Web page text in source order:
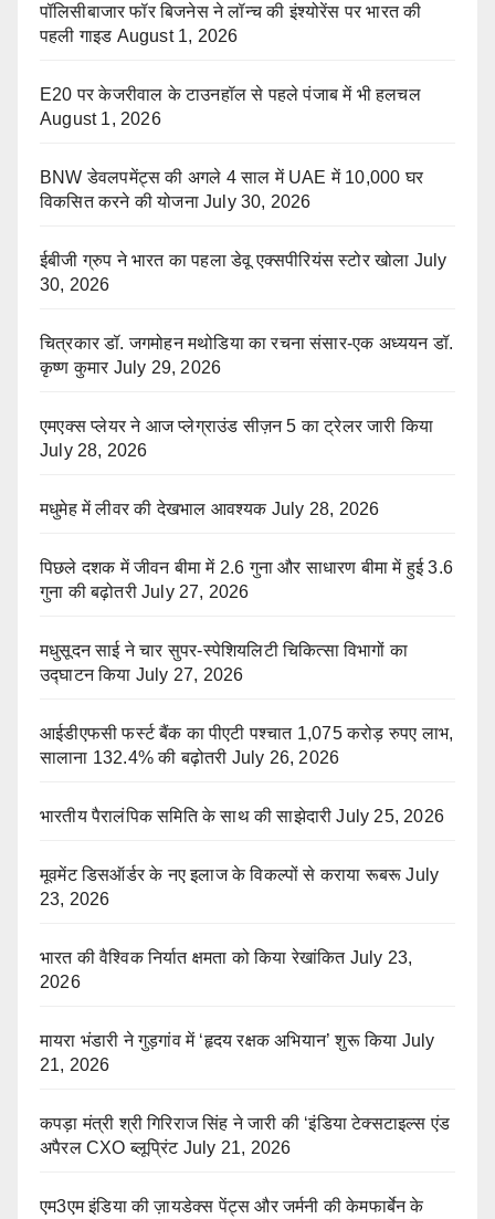
पॉलिसीबाजार फॉर बिजनेस ने लॉन्च की इंश्योरेंस पर भारत की
पहली गाइड August 1, 2026
E20 पर केजरीवाल के टाउनहॉल से पहले पंजाब में भी हलचल
August 1, 2026
BNW डेवलपमेंट्स की अगले 4 साल में UAE में 10,000 घर
विकसित करने की योजना July 30, 2026
ईबीजी ग्रुप ने भारत का पहला डेवू एक्सपीरियंस स्टोर खोला July
30, 2026
चित्रकार डॉ. जगमोहन मथोडिया का रचना संसार-एक अध्ययन डॉ.
कृष्ण कुमार July 29, 2026
एमएक्स प्लेयर ने आज प्लेग्राउंड सीज़न 5 का ट्रेलर जारी किया
July 28, 2026
मधुमेह में लीवर की देखभाल आवश्यक July 28, 2026
पिछले दशक में जीवन बीमा में 2.6 गुना और साधारण बीमा में हुई 3.6
गुना की बढ़ोतरी July 27, 2026
मधुसूदन साई ने चार सुपर-स्पेशियलिटी चिकित्सा विभागों का
उद्घाटन किया July 27, 2026
आईडीएफसी फर्स्ट बैंक का पीएटी पश्चात 1,075 करोड़ रुपए लाभ,
सालाना 132.4% की बढ़ोतरी July 26, 2026
भारतीय पैरालंपिक समिति के साथ की साझेदारी July 25, 2026
मूवमेंट डिसऑर्डर के नए इलाज के विकल्पों से कराया रूबरू July
23, 2026
भारत की वैश्विक निर्यात क्षमता को किया रेखांकित July 23,
2026
मायरा भंडारी ने गुड़गांव में ‘हृदय रक्षक अभियान’ शुरू किया July
21, 2026
कपड़ा मंत्री श्री गिरिराज सिंह ने जारी की ‘इंडिया टेक्सटाइल्स एंड
अपैरल CXO ब्लूप्रिंट July 21, 2026
एम3एम इंडिया की ज़ायडेक्स पेंट्स और जर्मनी की केमफार्बेन के